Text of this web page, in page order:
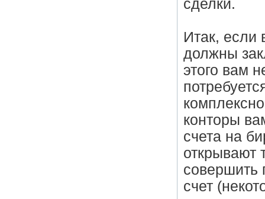
сделки.
Итак, если
должны
этого вам
конторы
счета на
открывают
совершить
счет